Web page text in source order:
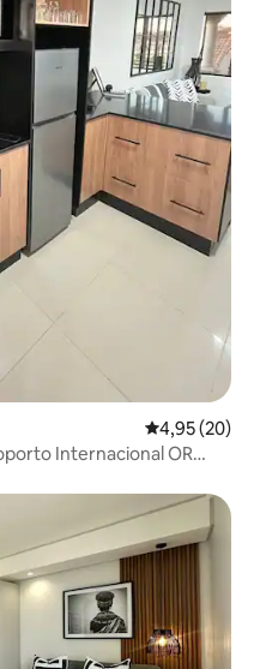
4,95 de uma
4,95 (20)